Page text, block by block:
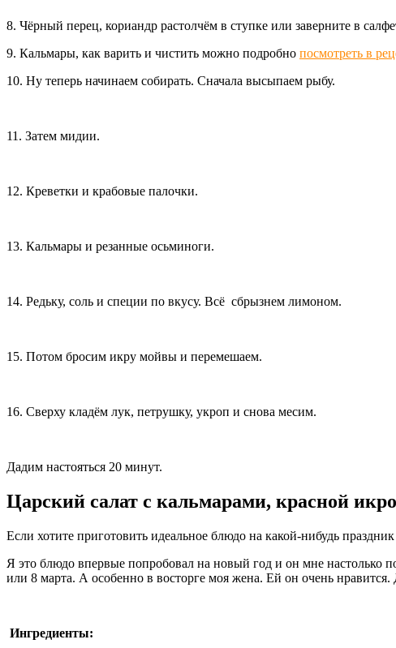
8. Чёрный перец, кориандр растолчём в ступке или заверните в
9. Кальмары, как варить и чистить можно подробно посмотреть в
10. Ну теперь начинаем собирать. Сначала высыпаем рыбу.
11. Затем мидии.
12. Креветки и крабовые палочки.
13. Кальмары и резанные осьминоги.
14. Редьку, соль и специи по вкусу. Всё сбрызнем лимоном.
15. Потом бросим икру мойвы и перемешаем.
16. Сверху кладём лук, петрушку, укроп и снова месим.
Дадим настояться 20 минут.
Царский салат с кальмарами, красной
Если хотите приготовить идеальное блюдо на какой-нибудь
Я это блюдо впервые попробовал на новый год и он мне настолько
или 8 марта. А особенно в восторге моя жена. Ей он очень
Ингредиенты: